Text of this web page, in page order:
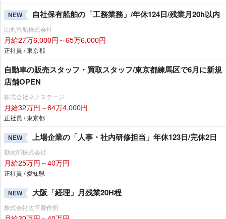
NEW 自社保有船舶の「工務業務」/年休124日/残業月20h以内
山丸汽船株式会社
月給27万6,000円～65万6,000円
正社員 / 東京都
自動車の販売スタッフ・買取スタッフ/東京都練馬区で6月に新規
店舗OPEN
株式会社ネクステージ
月給32万円～64万4,000円
正社員 / 東京都
NEW 上場企業の「人事・社内研修担当」年休123日/完休2日
勤次郎株式会社
月給25万円～40万円
正社員 / 愛知県
NEW 大阪「経理」月残業20H程
株式会社太平製作所